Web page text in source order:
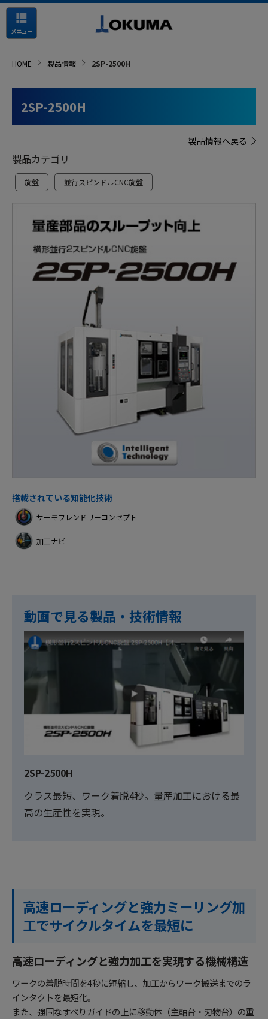
メニュー
HOME 製品情報 2SP-2500H
2SP-2500H
製品情報へ戻る
製品カテゴリ
旋盤 並行スピンドルCNC旋盤
搭載されている知能化技術
サーモフレンドリーコンセプト
加工ナビ
動画で見る製品・技術情報
2SP-2500H
クラス最短、ワーク着脱4秒。量産加工における最
高の生産性を実現。
高速ローディングと強力ミーリング加
工でサイクルタイムを最短に
高速ローディングと強力加工を実現する機械構造
ワークの着脱時間を4秒に短縮し、加工からワーク搬送までのラ
インタクトを最短化。
また、強固なすべりガイドの上に移動体（主軸台・刃物台）の重